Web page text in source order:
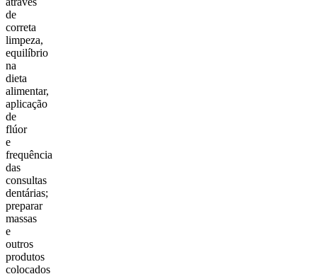
de
correta
limpeza,
equilíbrio
na
dieta
alimentar,
aplicação
de
flúor
e
frequência
das
consultas
dentárias;
preparar
massas
e
outros
produtos
colocados